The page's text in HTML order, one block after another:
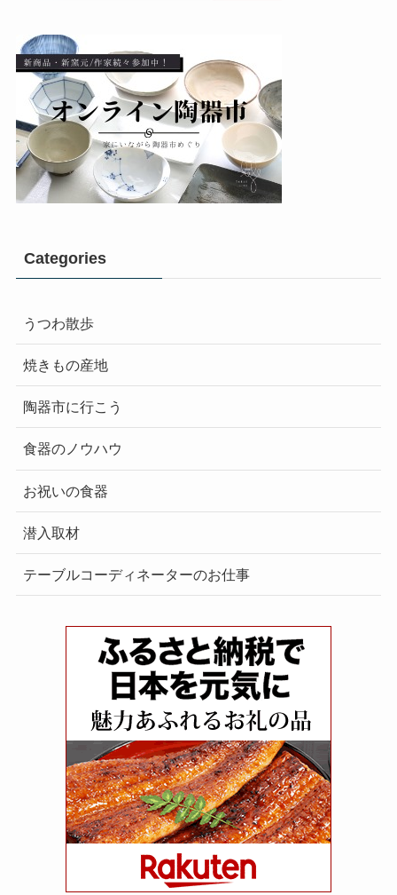
Categories
うつわ散歩
焼きもの産地
陶器市に行こう
食器のノウハウ
お祝いの食器
潜入取材
テーブルコーディネーターのお仕事